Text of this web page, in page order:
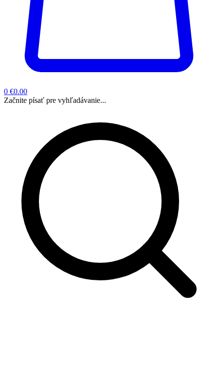
0 €0.00
Začnite písať pre vyhľadávanie...